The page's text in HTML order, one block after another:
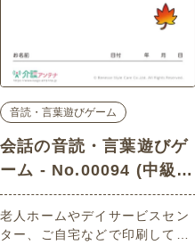
音読・言葉遊びゲーム
会話の音読・言葉遊びゲ
ーム - No.00094 (中級/
音読・言葉遊びゲームの
介護レク素材)
老人ホームやデイサービスセン
ター、ご自宅などで印刷してお